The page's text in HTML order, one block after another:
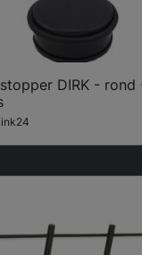
DIRK - rond